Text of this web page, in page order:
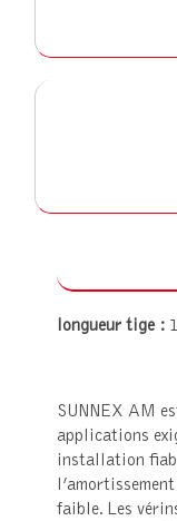
longueur tige :
SUNNEX AM
applications
installation
faible. Les